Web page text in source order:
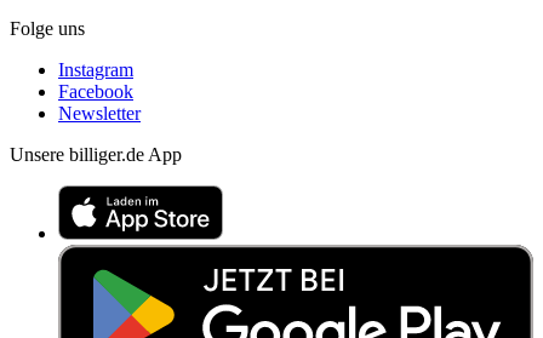
Folge uns
Instagram
Facebook
Newsletter
Unsere billiger.de App